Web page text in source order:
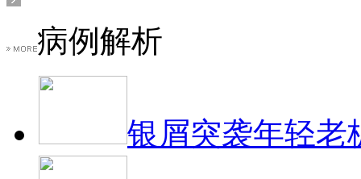
病例解析
银屑突袭年轻老